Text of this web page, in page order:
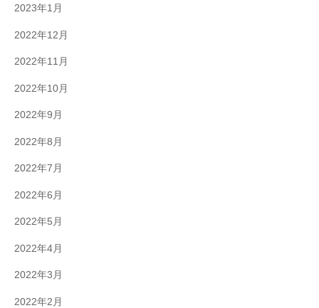
2023年1月
2022年12月
2022年11月
2022年10月
2022年9月
2022年8月
2022年7月
2022年6月
2022年5月
2022年4月
2022年3月
2022年2月